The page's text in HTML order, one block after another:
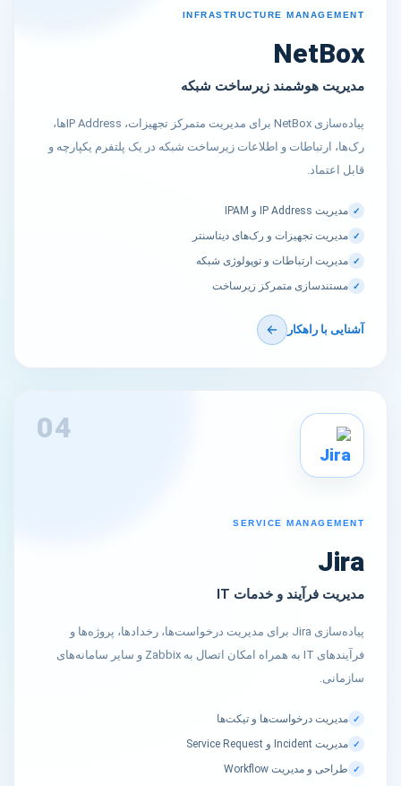
INFRASTRUCTURE MANAGEMENT
NetBox
مدیریت هوشمند زیرساخت شبکه
پیاده‌سازی NetBox برای مدیریت متمرکز تجهیزات، IP Addressها،
رک‌ها، ارتباطات و اطلاعات زیرساخت شبکه در یک پلتفرم یکپارچه و
قابل اعتماد.
مدیریت IP Address و IPAM
مدیریت تجهیزات و رک‌های دیتاسنتر
مدیریت ارتباطات و توپولوژی شبکه
مستندسازی متمرکز زیرساخت
آشنایی با راهکار
04
SERVICE MANAGEMENT
Jira
مدیریت فرآیند و خدمات IT
پیاده‌سازی Jira برای مدیریت درخواست‌ها، رخدادها، پروژه‌ها و
فرآیندهای IT به همراه امکان اتصال به Zabbix و سایر سامانه‌های
سازمانی.
مدیریت درخواست‌ها و تیکت‌ها
مدیریت Incident و Service Request
طراحی و مدیریت Workflow